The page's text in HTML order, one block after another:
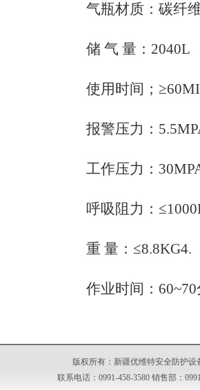
气瓶材质：碳纤
储 气 量：2040L
使用时间；
报警压力：
工作压力：
呼吸阻力：
重 量：≤8.8KG4.
作业时间：
版权所有：新疆优维特安全防护设
联系电话：0991-458-3580 销售部：